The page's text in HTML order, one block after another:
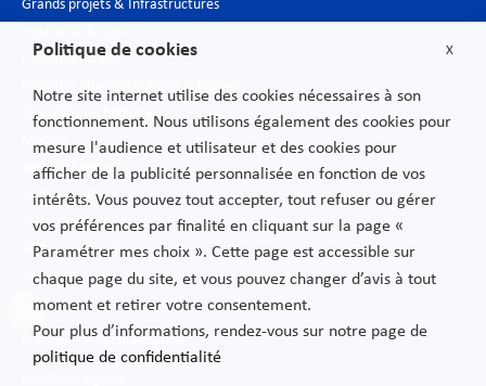
Grands projets & Infrastructures
Industrie du luxe
Industrie pharmaceutique & Biotech
Nouvelles technologies
Secteur bancaire
Secteur public
Services financiers
Télécommunications
Transport
Politique de confidentialité
X
Politique de cookies
Notre site internet utilise des cookies nécessaires à son
fonctionnement. Nous utilisons également des cookies pour
mesure l'audience et utilisateur et des cookies pour
afficher de la publicité personnalisée en fonction de vos
intérêts. Vous pouvez tout accepter, tout refuser ou gérer
vos préférences par finalité en cliquant sur la page «
Paramétrer mes choix ». Cette page est accessible sur
chaque page du site, et vous pouvez changer d’avis à tout
moment et retirer votre consentement.
Pour plus d’informations, rendez-vous sur notre page de
politique de confidentialité